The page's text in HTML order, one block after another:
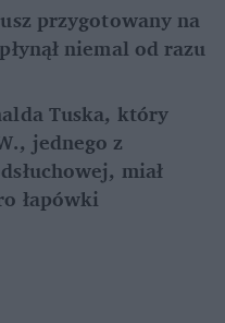
przygotowany na
niemal od razu
Tuska, który
jednego z
miał
łapówki